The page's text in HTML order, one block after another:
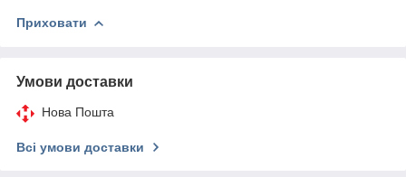
Приховати
Умови доставки
Нова Пошта
Всі умови доставки